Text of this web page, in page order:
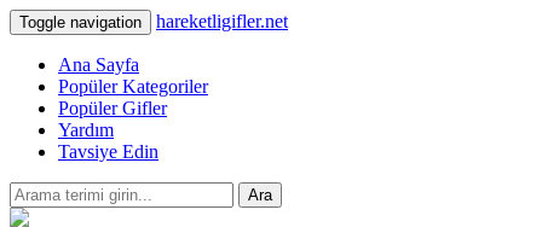
Toggle navigation hareketligifler.net
Ana Sayfa
Popüler Kategoriler
Popüler Gifler
Yardım
Tavsiye Edin
Ara